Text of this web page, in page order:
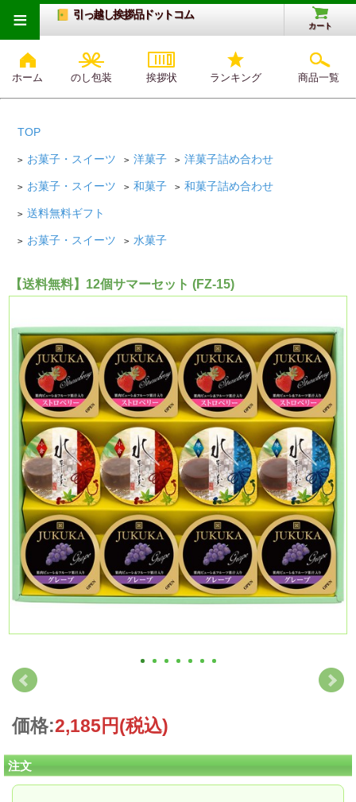
引っ越し挨拶品ドットコム
カート
ホーム のし包装 挨拶状 ランキング 商品一覧
≡
TOP
> お菓子・スイーツ > 洋菓子 > 洋菓子詰め合わせ
> お菓子・スイーツ > 和菓子 > 和菓子詰め合わせ
> 送料無料ギフト
> お菓子・スイーツ > 水菓子
【送料無料】12個サマーセット (FZ-15)
価格:2,185円(税込)
注文